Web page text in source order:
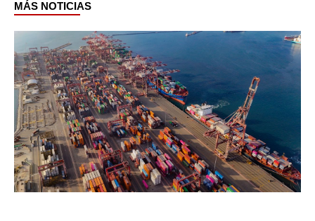
MÁS NOTICIAS
PagePage PagePage